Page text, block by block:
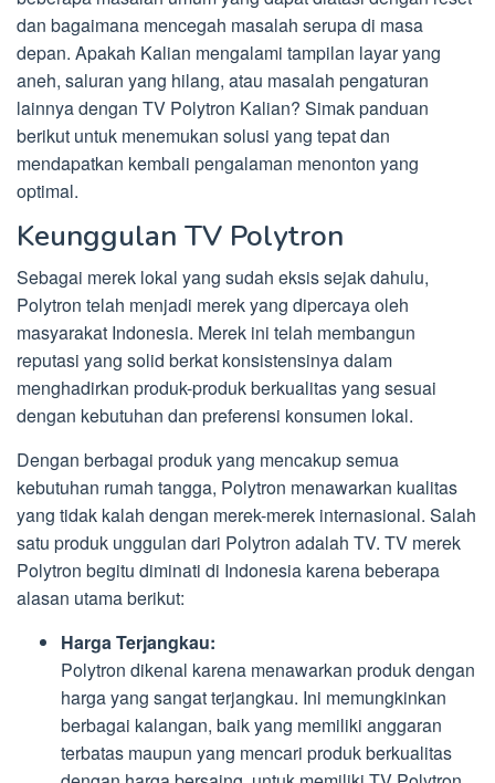
dan bagaimana mencegah masalah serupa di masa
depan. Apakah Kalian mengalami tampilan layar yang
aneh, saluran yang hilang, atau masalah pengaturan
lainnya dengan TV Polytron Kalian? Simak panduan
berikut untuk menemukan solusi yang tepat dan
mendapatkan kembali pengalaman menonton yang
optimal.
Keunggulan TV Polytron
Sebagai merek lokal yang sudah eksis sejak dahulu,
Polytron telah menjadi merek yang dipercaya oleh
masyarakat Indonesia. Merek ini telah membangun
reputasi yang solid berkat konsistensinya dalam
menghadirkan produk-produk berkualitas yang sesuai
dengan kebutuhan dan preferensi konsumen lokal.
Dengan berbagai produk yang mencakup semua
kebutuhan rumah tangga, Polytron menawarkan kualitas
yang tidak kalah dengan merek-merek internasional. Salah
satu produk unggulan dari Polytron adalah TV. TV merek
Polytron begitu diminati di Indonesia karena beberapa
alasan utama berikut:
Harga Terjangkau:
Polytron dikenal karena menawarkan produk dengan
harga yang sangat terjangkau. Ini memungkinkan
berbagai kalangan, baik yang memiliki anggaran
terbatas maupun yang mencari produk berkualitas